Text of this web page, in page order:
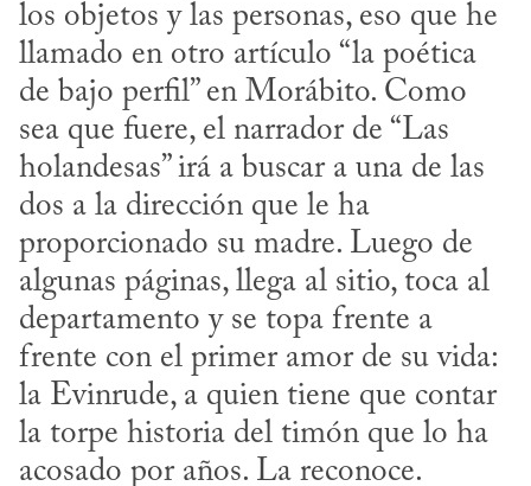
los objetos y las personas, eso que he
llamado en otro artículo “la poética
de bajo perfil” en Morábito. Como
sea que fuere, el narrador de “Las
holandesas” irá a buscar a una de las
dos a la dirección que le ha
proporcionado su madre. Luego de
algunas páginas, llega al sitio, toca al
departamento y se topa frente a
frente con el primer amor de su vida:
la Evinrude, a quien tiene que contar
la torpe historia del timón que lo ha
acosado por años. La reconoce.